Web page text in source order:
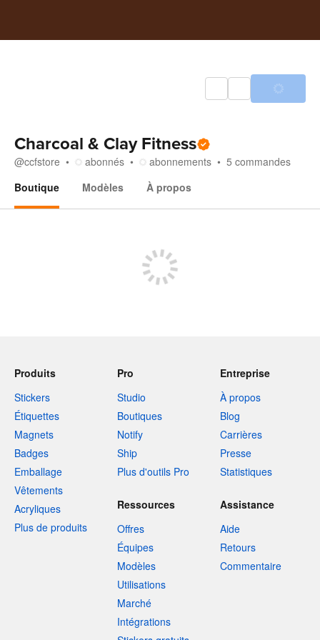
Charcoal & Clay Fitness
@ccfstore abonnés abonnements 5 commandes
Boutique
Modèles À propos
Produits
Stickers
Étiquettes
Magnets
Badges
Emballage
Vêtements
Acryliques
Plus de produits
Pro
Studio
Boutiques
Notify
Ship
Plus d'outils Pro
Entreprise
À propos
Blog
Carrières
Presse
Statistiques
Ressources
Offres
Équipes
Modèles
Utilisations
Marché
Intégrations
Assistance
Aide
Retours
Commentaire